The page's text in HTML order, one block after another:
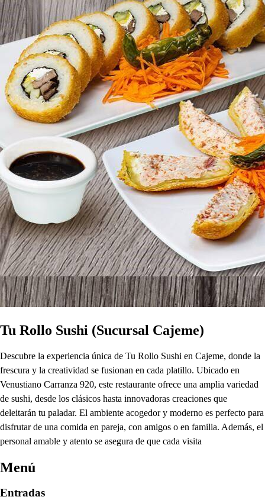
Tu Rollo Sushi (Sucursal Cajeme)
Descubre la experiencia única de Tu Rollo Sushi en Cajeme, donde la
frescura y la creatividad se fusionan en cada platillo. Ubicado en
Venustiano Carranza 920, este restaurante ofrece una amplia variedad
de sushi, desde los clásicos hasta innovadoras creaciones que
deleitarán tu paladar. El ambiente acogedor y moderno es perfecto para
disfrutar de una comida en pareja, con amigos o en familia. Además, el
personal amable y atento se asegura de que cada visita
Menú
Entradas